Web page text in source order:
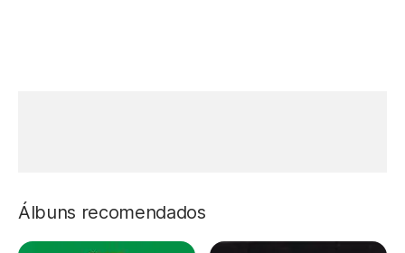
Álbuns recomendados